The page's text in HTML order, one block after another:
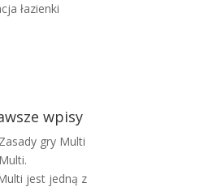
łazienki
wpisy
Zasady gry Multi
Multi.
jest jedną z